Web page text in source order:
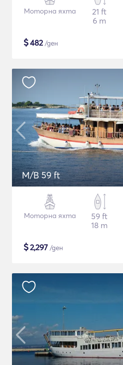
Моторна яхта
21 ft
6 m
$482/ден
M/B 59 ft
Моторна яхта
59 ft
18 m
$2,297 /ден